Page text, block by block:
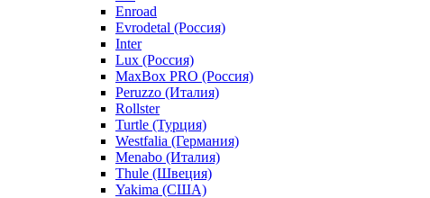
Enroad
Evrodetal (Россия)
Inter
Lux (Россия)
MaxBox PRO (Россия)
Peruzzo (Италия)
Rollster
Turtle (Турция)
Westfalia (Германия)
Menabo (Италия)
Thule (Швеция)
Yakima (США)